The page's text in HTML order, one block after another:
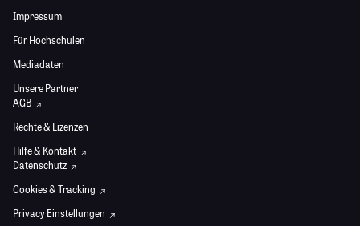
Impressum
Für Hochschulen
Mediadaten
Unsere Partner
AGB
Rechte & Lizenzen
Hilfe & Kontakt
Datenschutz
Cookies & Tracking
Privacy Einstellungen